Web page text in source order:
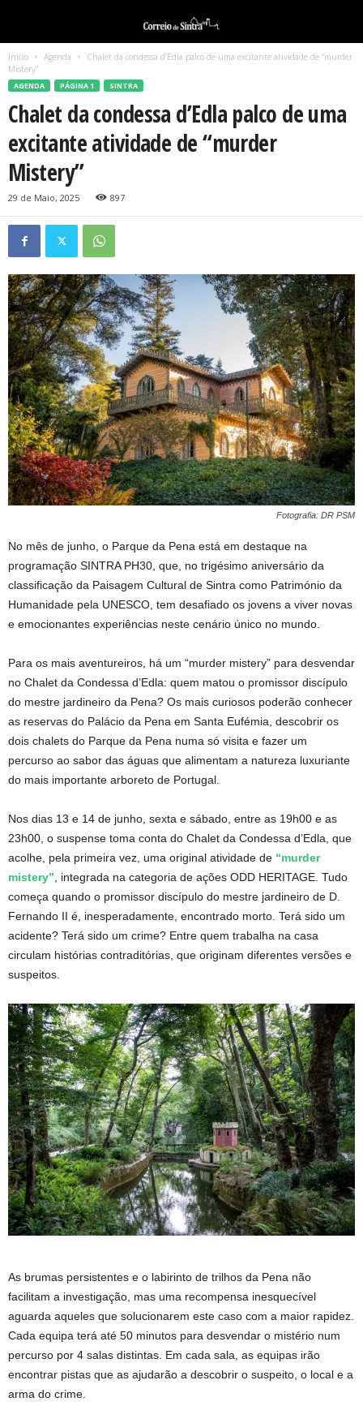
Início Agenda
Chalet da condessa d’Edla palco de uma excitante atividade de “murder
Mistery”
AGENDA PÁGINA 1 SINTRA
Chalet da condessa d’Edla palco de uma
excitante atividade de “murder
Mistery”
29 de Maio, 2025 897
Fotografia: DR PSM
No mês de junho, o Parque da Pena está em destaque na
programação SINTRA PH30, que, no trigésimo aniversário da
classificação da Paisagem Cultural de Sintra como Património da
Humanidade pela UNESCO, tem desafiado os jovens a viver novas
e emocionantes experiências neste cenário único no mundo.
Para os mais aventureiros, há um “murder mistery” para desvendar
no Chalet da Condessa d’Edla: quem matou o promissor discípulo
do mestre jardineiro da Pena? Os mais curiosos poderão conhecer
as reservas do Palácio da Pena em Santa Eufémia, descobrir os
dois chalets do Parque da Pena numa só visita e fazer um
percurso ao sabor das águas que alimentam a natureza luxuriante
do mais importante arboreto de Portugal.
Nos dias 13 e 14 de junho, sexta e sábado, entre as 19h00 e as
23h00, o suspense toma conta do Chalet da Condessa d’Edla, que
acolhe, pela primeira vez, uma original atividade de “murder
mistery”, integrada na categoria de ações ODD HERITAGE. Tudo
começa quando o promissor discípulo do mestre jardineiro de D.
Fernando II é, inesperadamente, encontrado morto. Terá sido um
acidente? Terá sido um crime? Entre quem trabalha na casa
circulam histórias contraditórias, que originam diferentes versões e
suspeitos.
As brumas persistentes e o labirinto de trilhos da Pena não
facilitam a investigação, mas uma recompensa inesquecível
aguarda aqueles que solucionarem este caso com a maior rapidez.
Cada equipa terá até 50 minutos para desvendar o mistério num
percurso por 4 salas distintas. Em cada sala, as equipas irão
encontrar pistas que as ajudarão a descobrir o suspeito, o local e a
arma do crime.